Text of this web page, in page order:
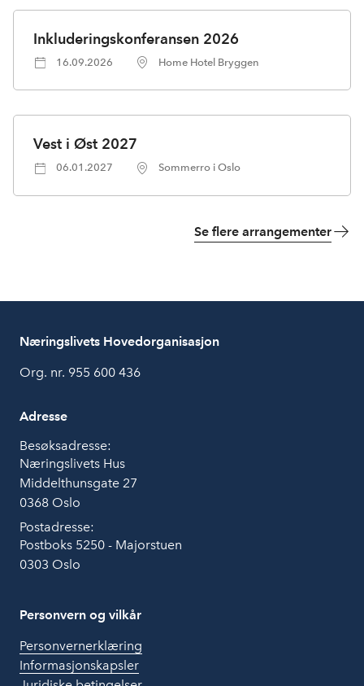
Inkluderingskonferansen 2026
16.09.2026 Home Hotel Bryggen
Vest i Øst 2027
06.01.2027 Sommerro i Oslo
Se flere arrangementer
Næringslivets Hovedorganisasjon
Org. nr. 955 600 436
Adresse
Besøksadresse:
Næringslivets Hus
Middelthunsgate 27
0368 Oslo
Postadresse:
Postboks 5250 - Majorstuen
0303 Oslo
Personvern og vilkår
Personvernerklæring
Informasjonskapsler